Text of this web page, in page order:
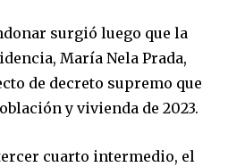
surgió luego que la
María Nela Prada,
de decreto supremo que
y vivienda de 2023.
cuarto intermedio, el